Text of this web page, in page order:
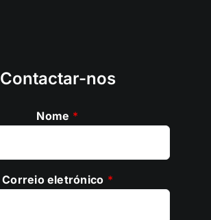
Contactar-nos
Nome *
Correio eletrónico *